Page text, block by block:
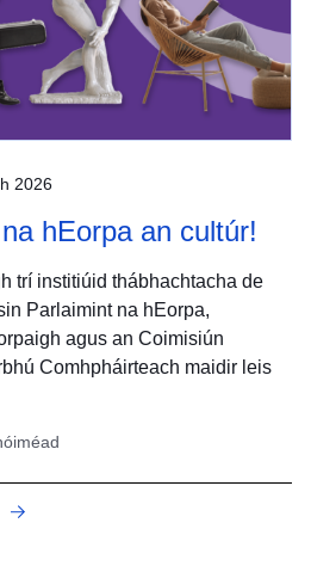
2026
hEorpa an cultúr!
trí institiúid thábhachtacha de
Parlaimint na hEorpa,
agus an Coimisiún
Comhpháirteach maidir leis